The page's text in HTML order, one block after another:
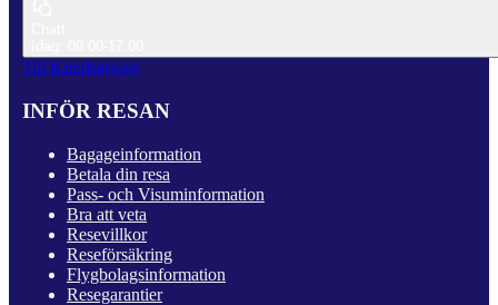
Till Kundservice
INFÖR RESAN
Bagageinformation
Betala din resa
Pass- och Visuminformation
Bra att veta
Resevillkor
Reseförsäkring
Flygbolagsinformation
Resegarantier